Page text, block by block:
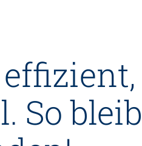
Führung und Management
Kindheits- und
Pflege und Betreuung
Gastronomie und
Weiterbildungen in Ihrer
So